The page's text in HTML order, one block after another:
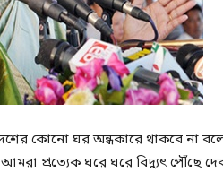
কোনো ঘর অন্ধকারে থাকবে না বলে
প্রত্যেক ঘরে ঘরে বিদ্যুৎ পৌঁছে